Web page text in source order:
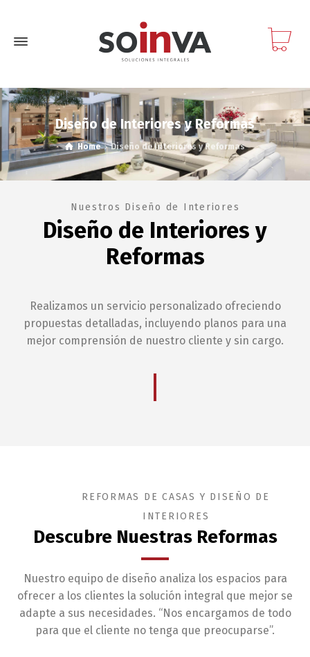
Diseño de Interiores y Reformas
Home Diseño de Interiores y Reformas
Nuestros Diseño de Interiores
Diseño de Interiores y
Reformas
Realizamos un servicio personalizado ofreciendo
propuestas detalladas, incluyendo planos para una
mejor comprensión de nuestro cliente y sin cargo.
REFORMAS DE CASAS Y DISEÑO DE
INTERIORES
Descubre Nuestras Reformas
Nuestro equipo de diseño analiza los espacios para
ofrecer a los clientes la solución integral que mejor se
adapte a sus necesidades. “Nos encargamos de todo
para que el cliente no tenga que preocuparse”.